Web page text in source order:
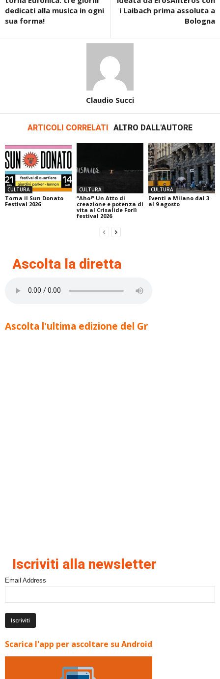
dedicati alla musica in ogni
sua forma!
i Laibach prima assoluta a
Bologna
Claudio Succi
ARTICOLI CORRELATI ALTRO DALL'AUTORE
CULTURA
Torna il Sun Donato
Festival 2026
CULTURA
“Aho!” Un Atto di
creazione e potenza di
vita al Crisalide Forlì
festival 2026
CULTURA
Eventi a Milano dal 3
al 9 agosto
Ascolta la diretta
Ascolta l'ultima edizione del Gr
Iscriviti alla newsletter
Email Address
Scarica l'app per ascoltare su Android